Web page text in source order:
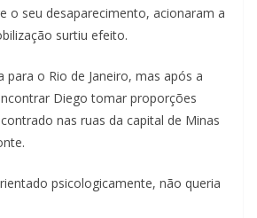
o seu desaparecimento, acionaram a
surtiu efeito.
para o Rio de Janeiro, mas após a
Diego tomar proporções
nas ruas da capital de Minas
psicologicamente, não queria